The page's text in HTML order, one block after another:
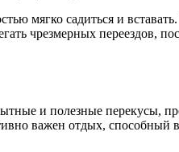
мягко садиться и
чрезмерных переездов,
и полезные перекусы,
важен отдых, способный